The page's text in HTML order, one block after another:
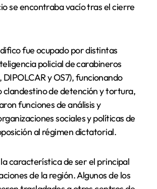
se encontraba vacío tras el cierre
fue ocupado por distintas
policial de carabineros
DIPOLCAR y OS7), funcionando
clandestino de detención y tortura,
funciones de análisis y
sociales y políticas de
al régimen dictatorial.
característica de ser el principal
de la región. Algunos de los